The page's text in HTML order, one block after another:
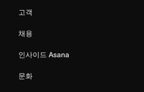
고객
채용
인사이드 Asana
문화